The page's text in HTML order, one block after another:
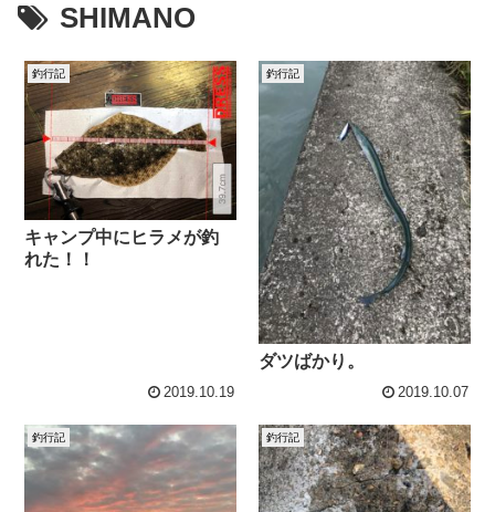
SHIMANO
釣行記
キャンプ中にヒラメが釣
れた！！
2019.10.19
釣行記
ダツばかり。
2019.10.07
釣行記 釣行記